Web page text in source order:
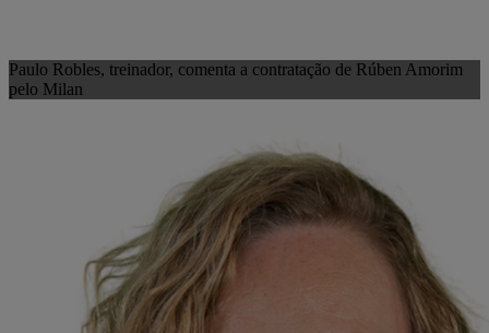
Paulo Robles, treinador, comenta a contratação de Rúben Amorim
pelo Milan